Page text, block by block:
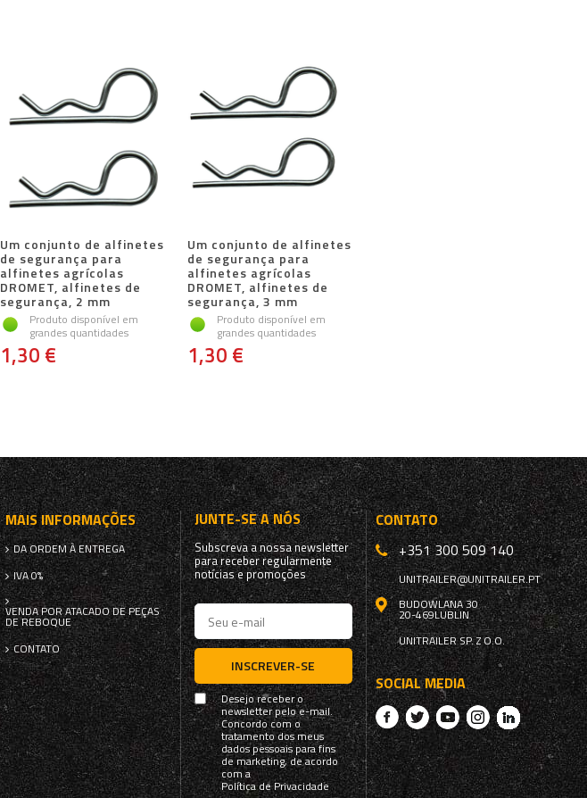
Um conjunto de alfinetes
de segurança para
alfinetes agrícolas
DROMET, alfinetes de
segurança, 2 mm
Produto disponível em
grandes quantidades
1,30 €
Um conjunto de alfinetes
de segurança para
alfinetes agrícolas
DROMET, alfinetes de
segurança, 3 mm
Produto disponível em
grandes quantidades
1,30 €
MAIS INFORMAÇÕES
DA ORDEM À ENTREGA
IVA 0%
VENDA POR ATACADO DE PEÇAS
DE REBOQUE
CONTATO
JUNTE-SE A NÓS
Subscreva a nossa newsletter
para receber regularmente
notícias e promoções
INSCREVER-SE
Desejo receber o
newsletter pelo e-mail.
Concordo com o
tratamento dos meus
dados pessoais para fins
de marketing, de acordo
com a
Política de Privacidade
CONTATO
+351 300 509 140
UNITRAILER@UNITRAILER.PT
BUDOWLANA 30
20-469LUBLIN
UNITRAILER SP. Z O.O.
SOCIAL MEDIA